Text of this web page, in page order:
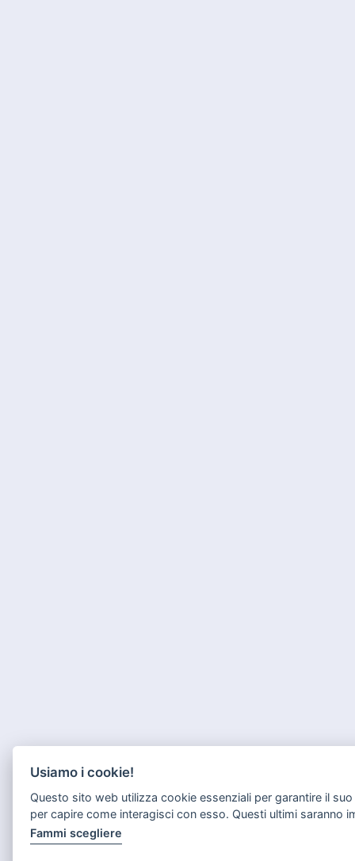
Usiamo i cookie!
Questo sito web utilizza cookie essenziali per garantire il
per capire come interagisci con esso. Questi ultimi saranno
Fammi scegliere